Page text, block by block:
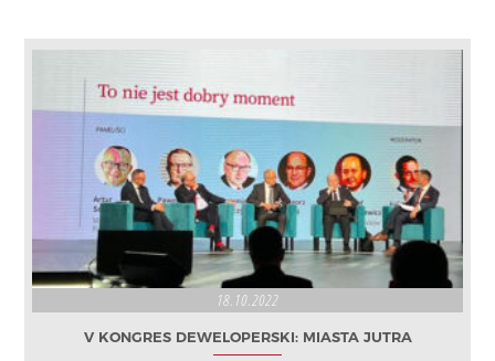
18.10.2022
V KONGRES DEWELOPERSKI: MIASTA JUTRA